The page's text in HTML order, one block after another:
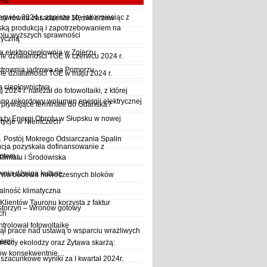
równa zasadzeniu 10 mld drzew
wyższych sprawności
elektrociepłownia w Zgierzu
jądrowa na Pomorzu
ciepłownictwa
terminale do Gdańska?
w Niemczech
Mokrego Odsiarczania Spalin
dźwiga kulturę
klimatyczna
– Wronów gotowy
fotowoltaikę
ekolodzy oraz Żytawa skarżą:
konsekwentnie…
2024 r. zapisze się jako miesiąc z
produkcją i zapotrzebowaniem na
działalności TGE w czerwcu 2024 r.
działalności TGE w maju 2024 r.
2024 r. należał do fotowoltaiki, z której
rekordowy wolumen energii elektrycznej
Energi Obrotu w Słupsku w nowej
pozyskała dofinansowanie z
i Środowiska
budowa nowoczesnych bloków
Tauronu korzysta z faktur
prace nad ustawą o wsparciu wrażliwych
wyniki za I kwartał 2024r.